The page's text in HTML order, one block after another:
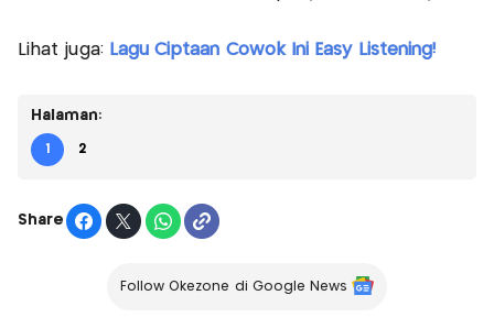
Lihat juga: Lagu Ciptaan Cowok Ini Easy Listening!
Halaman:
1 2
Share
Follow Okezone di Google News